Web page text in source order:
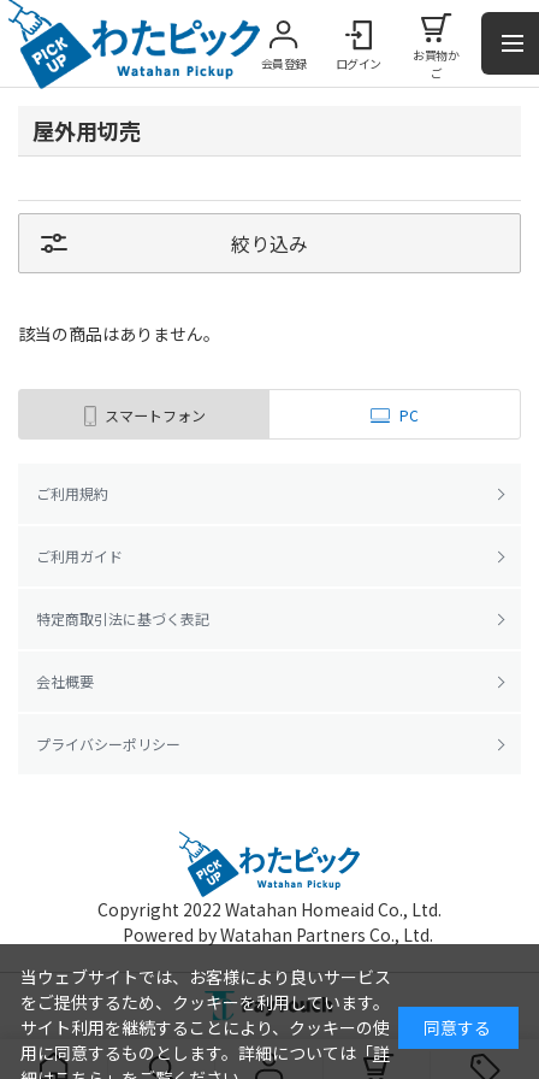
会員登録 ログイン
お買物か
ご
屋外用切売
絞り込み
該当の商品はありません。
スマートフォン PC
ご利用規約
ご利用ガイド
特定商取引法に基づく表記
会社概要
プライバシーポリシー
Copyright 2022 Watahan Homeaid Co., Ltd.
Powered by Watahan Partners Co., Ltd.
当ウェブサイトでは、お客様により良いサービス
をご提供するため、クッキーを利用しています。
サイト利用を継続することにより、クッキーの使
用に同意するものとします。詳細については「詳
同意する